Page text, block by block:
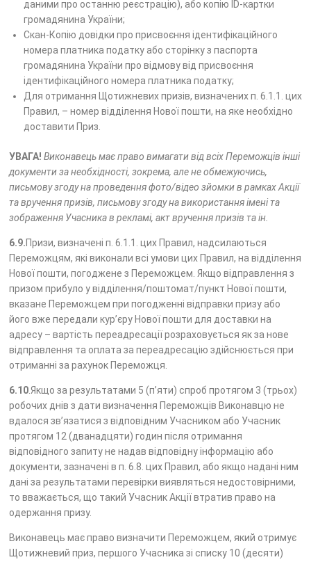
даними про останню реєстрацію), або копію ID-картки
громадянина України;
Скан-Копію довідки про присвоєння ідентифікаційного
номера платника податку або сторінку з паспорта
громадянина України про відмову від присвоєння
ідентифікаційного номера платника податку;
Для отримання Щотижневих призів, визначених п. 6.1.1. цих
Правил, – номер відділення Нової пошти, на яке необхідно
доставити Приз.
УВАГА! Виконавець має право вимагати від всіх Переможців інші
документи за необхідності, зокрема, але не обмежуючись,
письмову згоду на проведення фото/відео зйомки в рамках Акції
та вручення призів, письмову згоду на використання імені та
зображення Учасника в рекламі, акт вручення призів та ін.
6.9.Призи, визначені п. 6.1.1. цих Правил, надсилаються
Переможцям, які виконали всі умови цих Правил, на відділення
Нової пошти, погоджене з Переможцем. Якщо відправлення з
призом прибуло у відділення/поштомат/пункт Нової пошти,
вказане Переможцем при погодженні відправки призу або
його вже передали кур’єру Нової пошти для доставки на
адресу – вартість переадресації розраховується як за нове
відправлення та оплата за переадресацію здійснюється при
отриманні за рахунок Переможця.
6.10.Якщо за результатами 5 (п’яти) спроб протягом 3 (трьох)
робочих днів з дати визначення Переможців Виконавцю не
вдалося зв’язатися з відповідним Учасником або Учасник
протягом 12 (дванадцяти) годин після отримання
відповідного запиту не надав відповідну інформацію або
документи, зазначені в п. 6.8. цих Правил, або якщо надані ним
дані за результатами перевірки виявляться недостовірними,
то вважається, що такий Учасник Акції втратив право на
одержання призу.
Виконавець має право визначити Переможцем, який отримує
Щотижневий приз, першого Учасника зі списку 10 (десяти)